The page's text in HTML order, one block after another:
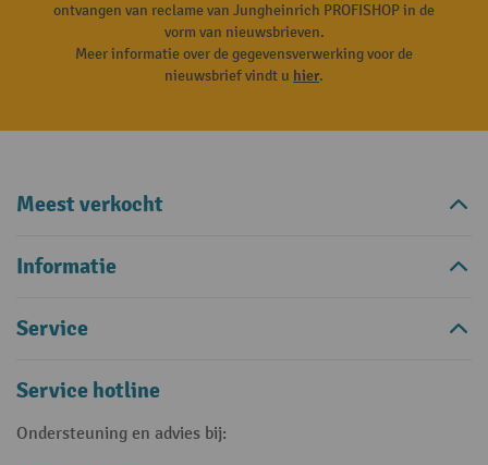
ontvangen van reclame van Jungheinrich PROFISHOP in de
vorm van nieuwsbrieven.
Meer informatie over de gegevensverwerking voor de
nieuwsbrief vindt u hier.
Meest verkocht
Informatie
Service
Service hotline
Ondersteuning en advies bij: